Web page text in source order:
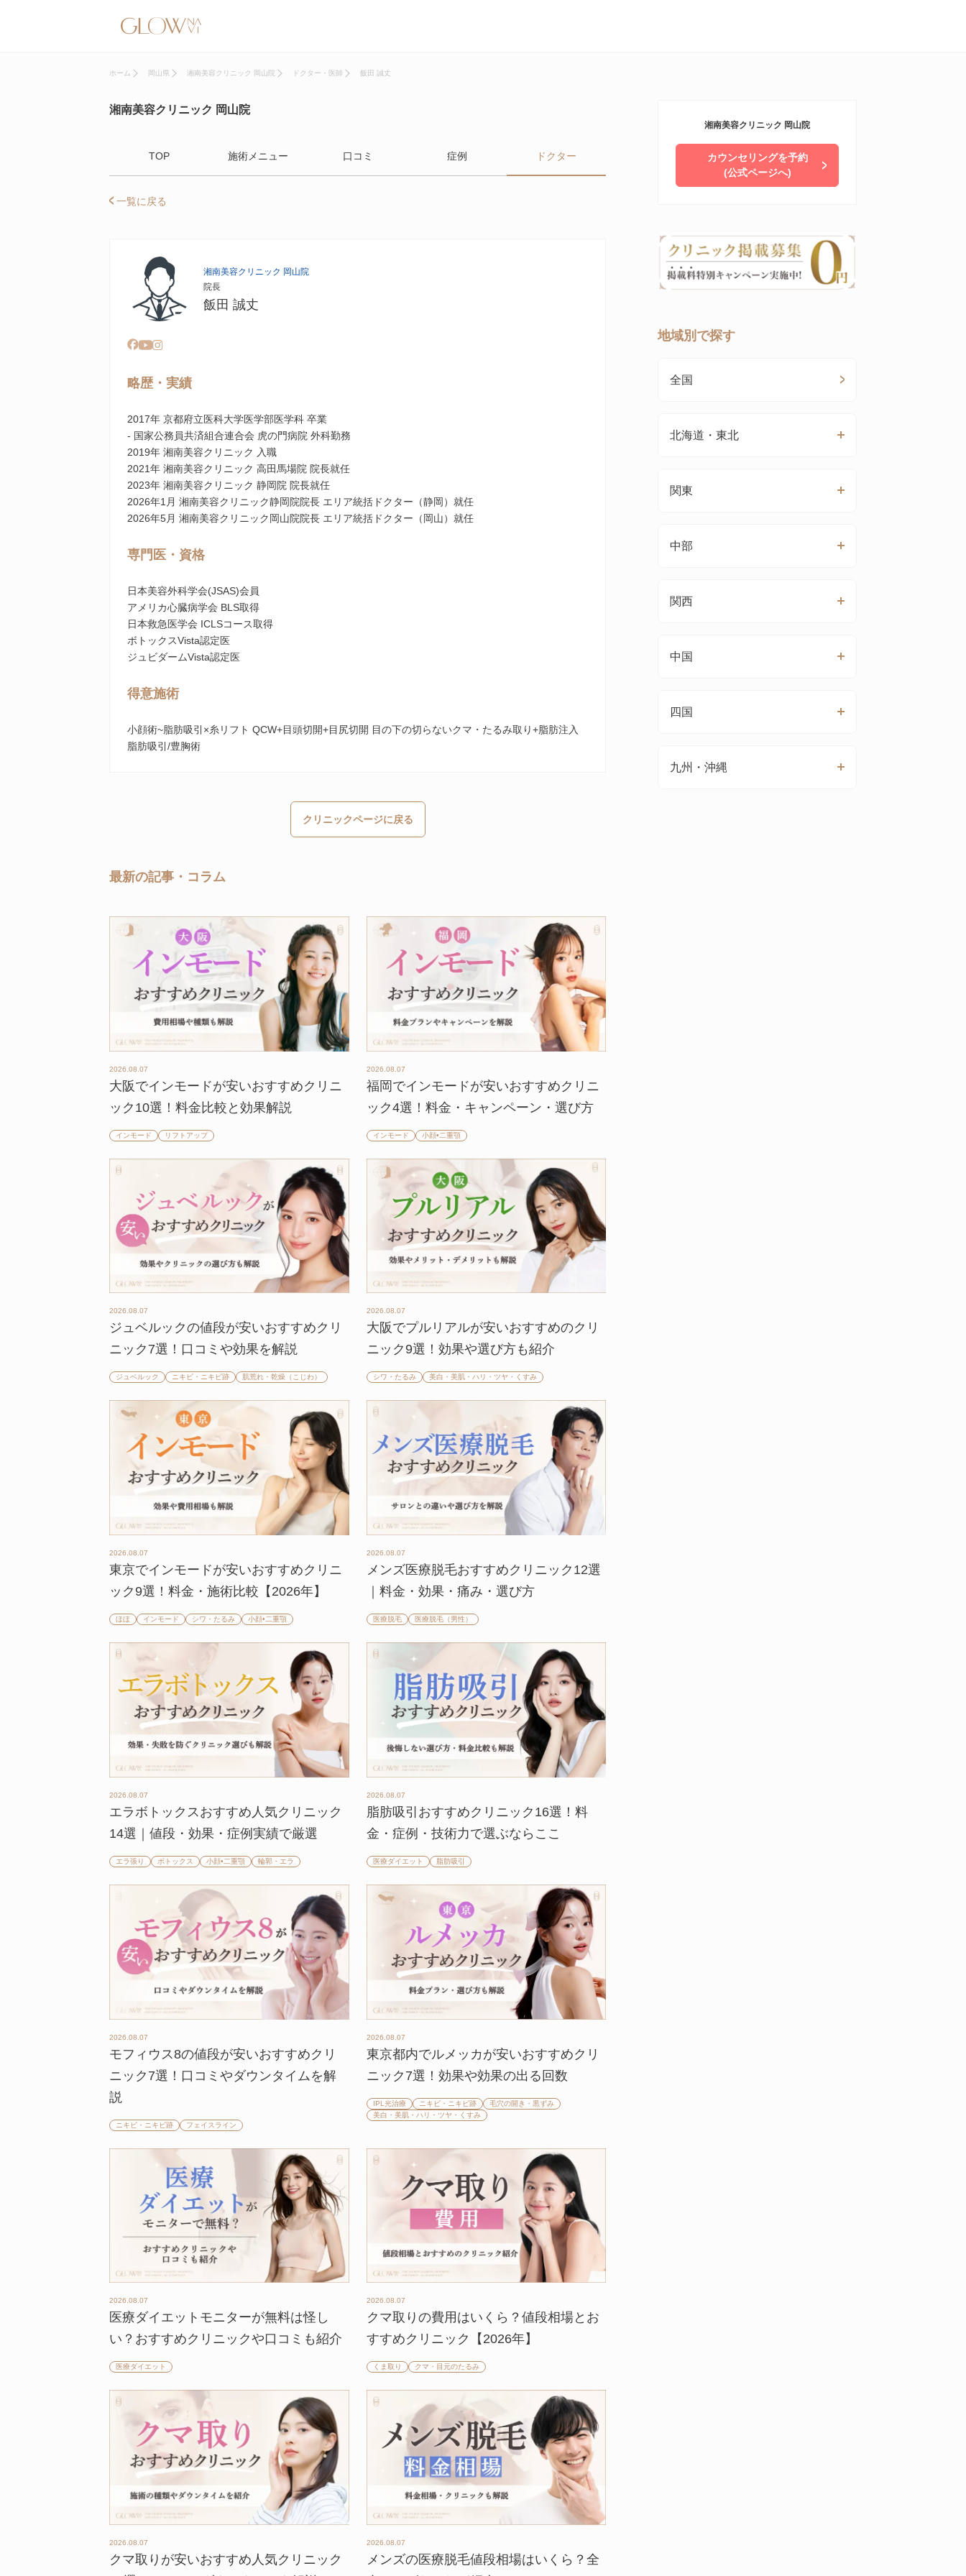
ホーム 岡山県 湘南美容クリニック 岡山院 ドクター・医師 飯田 誠丈
湘南美容クリニック 岡山院
TOP 施術メニュー 口コミ 症例 ドクター
一覧に戻る
湘南美容クリニック 岡山院
院長
飯田 誠丈
略歴・実績
2017年 京都府立医科大学医学部医学科 卒業
- 国家公務員共済組合連合会 虎の門病院 外科勤務
2019年 湘南美容クリニック 入職
2021年 湘南美容クリニック 高田馬場院 院長就任
2023年 湘南美容クリニック 静岡院 院長就任
2026年1月 湘南美容クリニック静岡院院長 エリア統括ドクター（静岡）就任
2026年5月 湘南美容クリニック岡山院院長 エリア統括ドクター（岡山）就任
専門医・資格
日本美容外科学会(JSAS)会員
アメリカ心臓病学会 BLS取得
日本救急医学会 ICLSコース取得
ボトックスVista認定医
ジュビダームVista認定医
得意施術
小顔術~脂肪吸引×糸リフト QCW+目頭切開+目尻切開 目の下の切らないクマ・たるみ取り+脂肪注入
脂肪吸引/豊胸術
クリニックページに戻る
最新の記事・コラム
2026.08.07
大阪でインモードが安いおすすめクリニ
ック10選！料金比較と効果解説
インモード リフトアップ
2026.08.07
福岡でインモードが安いおすすめクリニ
ック4選！料金・キャンペーン・選び方
インモード 小顔•二重顎
2026.08.07
ジュベルックの値段が安いおすすめクリ
ニック7選！口コミや効果を解説
ジュベルック ニキビ・ニキビ跡 肌荒れ・乾燥（こじわ）
2026.08.07
大阪でプルリアルが安いおすすめのクリ
ニック9選！効果や選び方も紹介
シワ・たるみ 美白・美肌・ハリ・ツヤ・くすみ
2026.08.07
東京でインモードが安いおすすめクリニ
ック9選！料金・施術比較【2026年】
ほほ インモード シワ・たるみ 小顔•二重顎
2026.08.07
メンズ医療脱毛おすすめクリニック12選
｜料金・効果・痛み・選び方
医療脱毛 医療脱毛（男性）
2026.08.07
エラボトックスおすすめ人気クリニック
14選｜値段・効果・症例実績で厳選
エラ張り ボトックス 小顔•二重顎 輪郭・エラ
2026.08.07
脂肪吸引おすすめクリニック16選！料
金・症例・技術力で選ぶならここ
医療ダイエット 脂肪吸引
2026.08.07
モフィウス8の値段が安いおすすめクリ
ニック7選！口コミやダウンタイムを解
説
ニキビ・ニキビ跡 フェイスライン
2026.08.07
東京都内でルメッカが安いおすすめクリ
ニック7選！効果や効果の出る回数
IPL光治療 ニキビ・ニキビ跡
毛穴の開き・黒ずみ
美白・美肌・ハリ・ツヤ・くすみ
2026.08.07
医療ダイエットモニターが無料は怪し
い？おすすめクリニックや口コミも紹介
医療ダイエット
2026.08.07
クマ取りの費用はいくら？値段相場とお
すすめクリニック【2026年】
くま取り クマ・目元のたるみ
2026.08.07
クマ取りが安いおすすめ人気クリニック
2026.08.07
メンズの医療脱毛値段相場はいくら？全
湘南美容クリニック 岡山院
カウンセリングを予約
(公式ページへ)
地域別で探す
全国
北海道・東北
関東
中部
関西
中国
四国
九州・沖縄